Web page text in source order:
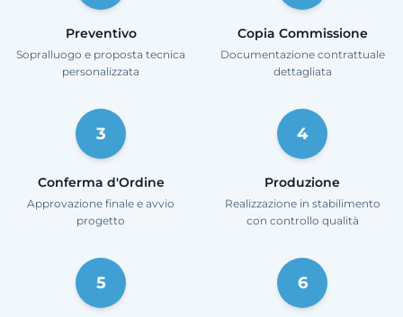
Preventivo
Sopralluogo e proposta tecnica
personalizzata
Copia Commissione
Documentazione contrattuale
dettagliata
3
Conferma d'Ordine
Approvazione finale e avvio
progetto
4
Produzione
Realizzazione in stabilimento
con controllo qualità
5 6